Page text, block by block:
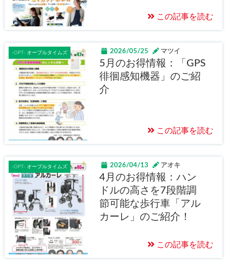
この記事を読む
-OPT- オープルタイムズ 2026/05/25 マツイ
5月のお得情報：「GPS
徘徊感知機器」のご紹
介
この記事を読む
-OPT- オープルタイムズ 2026/04/13 アオキ
4月のお得情報：ハン
ドルの高さを7段階調
節可能な歩行車「アル
カーレ」のご紹介！
この記事を読む